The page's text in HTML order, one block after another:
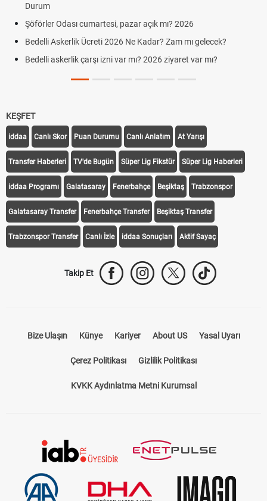
Durum
Şöförler Odası cumartesi, pazar açık mı? 2026
Bedelli Askerlik Ücreti 2026 Ne Kadar? Zam mı gelecek?
Bedelli askerlik çarşı izni var mı? 2026 ziyaret var mı?
KEŞFET
iddaa Canlı Skor Puan Durumu Canlı Anlatım At Yarışı
Transfer Haberleri TV'de Bugün Süper Lig Fikstür Süper Lig Haberleri
iddaa Programı Galatasaray Fenerbahçe Beşiktaş Trabzonspor
Galatasaray Transfer Fenerbahçe Transfer Beşiktaş Transfer
Trabzonspor Transfer Canlı İzle iddaa Sonuçları Aktif Sayaç
Takip Et
Bize Ulaşın Künye Kariyer About US Yasal Uyarı
Çerez Politikası Gizlilik Politikası
KVKK Aydınlatma Metni Kurumsal